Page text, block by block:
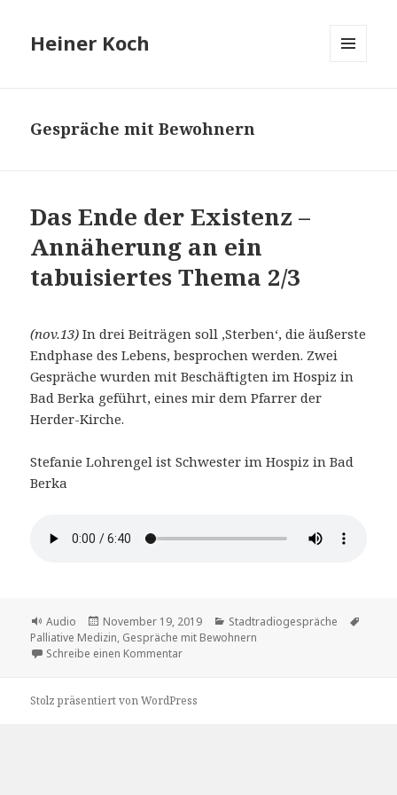
Heiner Koch
Gespräche mit Bewohnern
Das Ende der Existenz –
Annäherung an ein
tabuisiertes Thema 2/3
(nov.13) In drei Beiträgen soll ‚Sterben‘, die äußerste
Endphase des Lebens, besprochen werden. Zwei
Gespräche wurden mit Beschäftigten im Hospiz in
Bad Berka geführt, eines mir dem Pfarrer der
Herder-Kirche.
Stefanie Lohrengel ist Schwester im Hospiz in Bad
Berka
Format
Audio
Veröffentlicht
am
November 19, 2019 Kategorien
Stadtradiogespräche
Palliative Medizin, Gespräche mit Bewohnern
Schreibe einen Kommentarzu Das Ende der Existenz – Annäherung
Stolz präsentiert von WordPress